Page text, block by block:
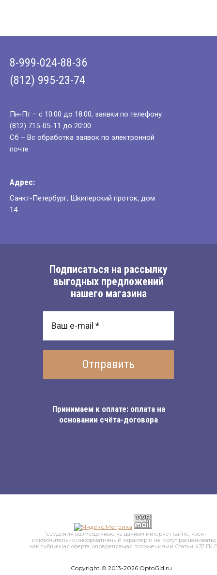
Подписаться на рассылку
выгодных предложений
нашего магазина
Отправить
Принимаем к оплате: оплата на
основании счёта-договора
8-999-024-88-36
(812) 995-23-74
Пн-Пт – с 10:00 до 18:00, заявки по телефону
(812) 715-05-11 до 20:00
Сб – Вс обработка заявок по электронной
почте
Адрес:
Санкт-Петербург, Шкиперский проток, дом
14
Copyright © 2013-2026 OptoGid.ru
Сведения размещенные на данном интернет-сайте, носят
исключительно информативный характер и не могут
как публичная оферта, определяемая положениями Статьи 437 ГК